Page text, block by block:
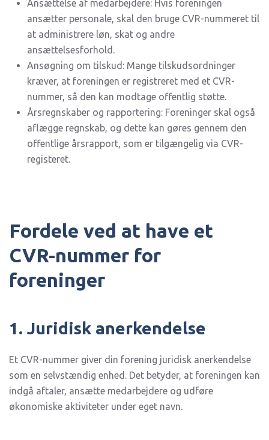
Ansættelse af medarbejdere: Hvis foreningen
ansætter personale, skal den bruge CVR-nummeret til
at administrere løn, skat og andre
ansættelsesforhold.
Ansøgning om tilskud: Mange tilskudsordninger
kræver, at foreningen er registreret med et CVR-
nummer, så den kan modtage offentlig støtte.
Årsregnskaber og rapportering: Foreninger skal også
aflægge regnskab, og dette kan gøres gennem den
offentlige årsrapport, som er tilgængelig via CVR-
registeret.
Fordele ved at have et
CVR-nummer for
foreninger
1. Juridisk anerkendelse
Et CVR-nummer giver din forening juridisk anerkendelse
som en selvstændig enhed. Det betyder, at foreningen kan
indgå aftaler, ansætte medarbejdere og udføre
økonomiske aktiviteter under eget navn.